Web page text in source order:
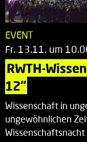
EVENT
Fr. 13.11. um
RWTH-
12“
Wissenschaft in
ungewöhnlichen